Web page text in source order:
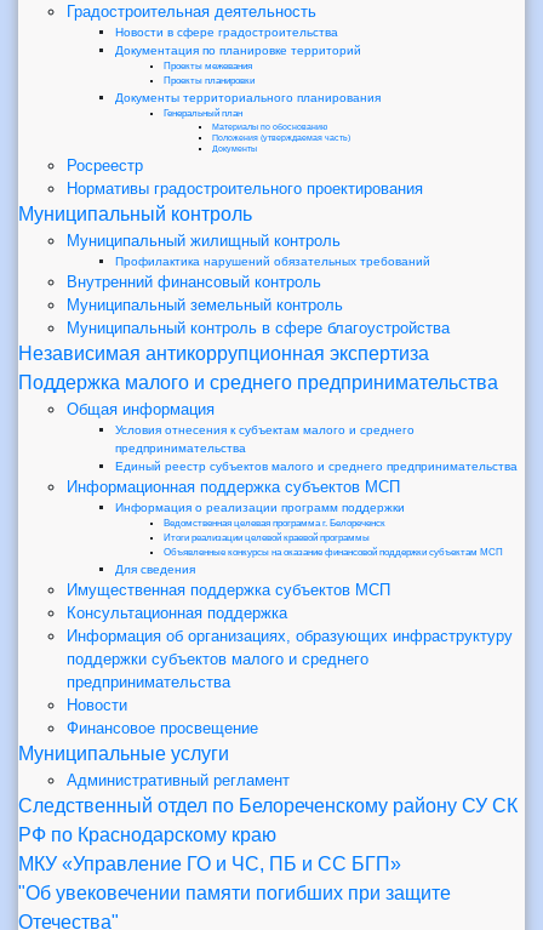
Градостроительная деятельность
Новости в сфере градостроительства
Документация по планировке территорий
Проекты межевания
Проекты планировки
Документы территориального планирования
Генеральный план
Материалы по обоснованию
Положения (утверждаемая часть)
Документы
Росреестр
Нормативы градостроительного проектирования
Муниципальный контроль
Муниципальный жилищный контроль
Профилактика нарушений обязательных требований
Внутренний финансовый контроль
Муниципальный земельный контроль
Муниципальный контроль в сфере благоустройства
Независимая антикоррупционная экспертиза
Поддержка малого и среднего предпринимательства
Общая информация
Условия отнесения к субъектам малого и среднего
предпринимательства
Единый реестр субъектов малого и среднего предпринимательства
Информационная поддержка субъектов МСП
Информация о реализации программ поддержки
Ведомственная целевая программа г. Белореченск
Итоги реализации целевой краевой программы
Объявленные конкурсы на оказание финансовой поддержки субъектам МСП
Для сведения
Имущественная поддержка субъектов МСП
Консультационная поддержка
Информация об организациях, образующих инфраструктуру
поддержки субъектов малого и среднего
предпринимательства
Новости
Финансовое просвещение
Муниципальные услуги
Административный регламент
Следственный отдел по Белореченскому району СУ СК
РФ по Краснодарскому краю
МКУ «Управление ГО и ЧС, ПБ и СС БГП»
"Об увековечении памяти погибших при защите
Отечества"